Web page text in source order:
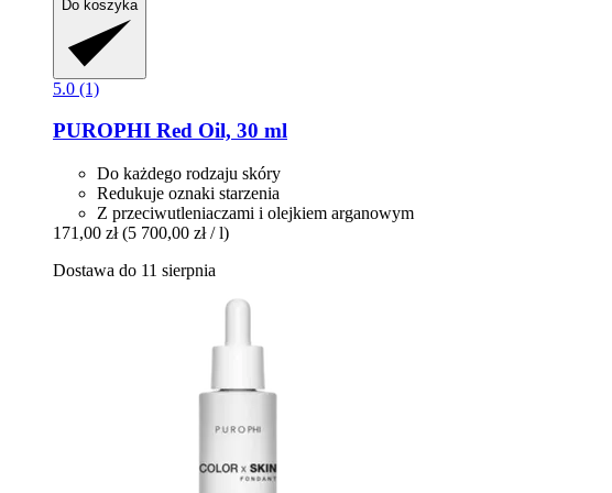
Do koszyka
5.0 (1)
PUROPHI Red Oil, 30 ml
Do każdego rodzaju skóry
Redukuje oznaki starzenia
Z przeciwutleniaczami i olejkiem arganowym
171,00 zł (5 700,00 zł / l)
Dostawa do 11 sierpnia